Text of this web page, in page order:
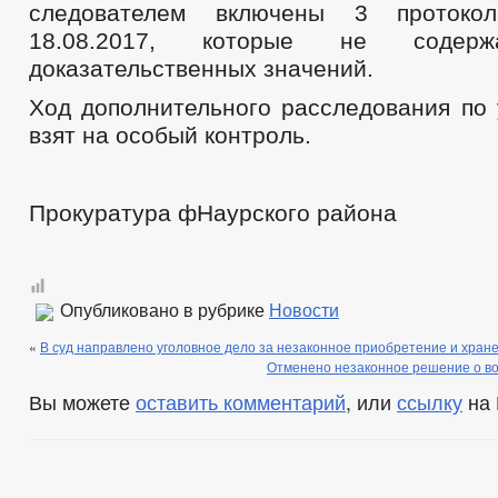
следователем включены 3
18.08.2017, которые не
доказательственных значений.
Ход дополнительного расследования по
взят на особый контроль.
Прокуратура фНаурского района
Опубликовано в рубрике Новости
« В суд направлено уголовное дело за незаконное приобретение и
Отменено незаконное решение о
Вы можете оставить комментарий, или ссылку на